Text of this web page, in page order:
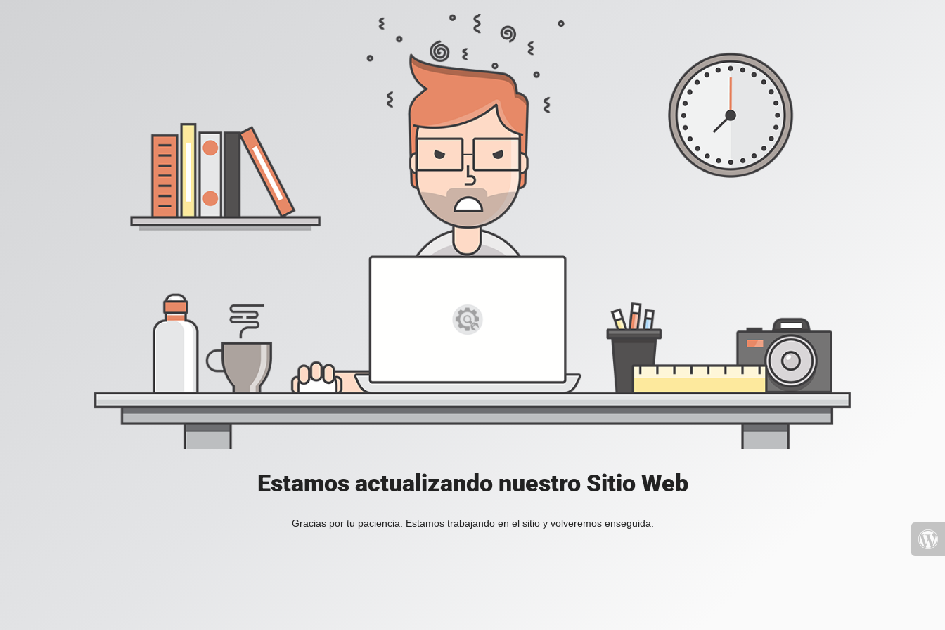
Estamos actualizando nuestro Sitio Web
Gracias por tu paciencia. Estamos trabajando en el sitio y volveremos enseguida.